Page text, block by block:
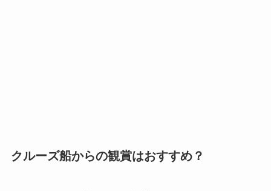
クルーズ船からの観賞はおすすめ？